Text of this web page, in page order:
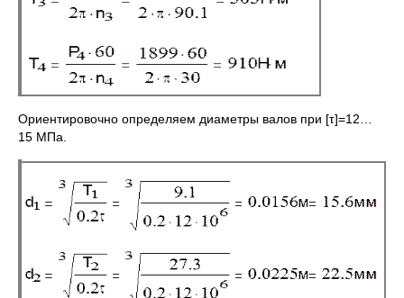
Ориентировочно определяем диаметры валов при [τ]=12…
15 МПа.